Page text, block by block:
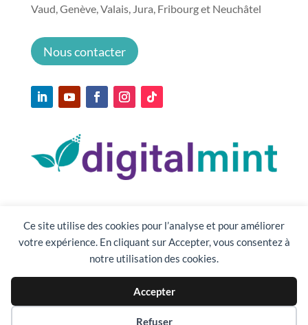
Ce site utilise des cookies pour l’analyse et pour améliorer
votre expérience. En cliquant sur Accepter, vous consentez à
notre utilisation des cookies.
Accepter
Refuser
Préférences des cookies
Vaud, Genève, Valais, Jura, Fribourg et Neuchâtel
Nous contacter